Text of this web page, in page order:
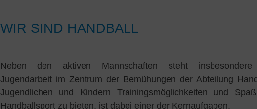
WIR SIND HANDBALL
Neben den aktiven Mannschaften steht
Jugendarbeit im Zentrum der Bemühungen der Abteilung
Jugendlichen und Kindern Trainingsmöglichkeiten und
Handballsport zu bieten, ist dabei einer der Kernaufgaben.